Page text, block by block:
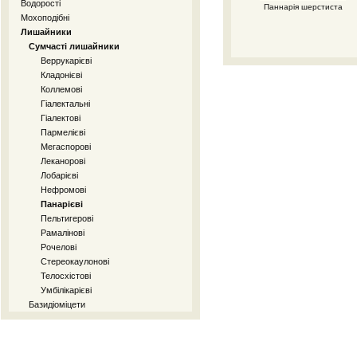
Водорості
Мохоподібні
Лишайники
Сумчасті лишайники
Веррукарієві
Кладонієві
Коллемові
Гіалектальні
Гіалектові
Пармелієві
Мегаспорові
Леканорові
Лобарієві
Нефромові
Панарієві
Пельтигерові
Рамалінові
Рочелові
Стереокаулонові
Телосхістові
Умбілікарієві
Базидіоміцети
Паннарія шерстиста